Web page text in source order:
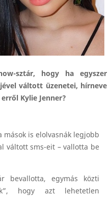
sztár, hogy ha egyszer
váltott üzenetei, hírneve
Kylie Jenner?
is elolvasnák legjobb
váltott sms-eit – vallotta be
bevallotta, egymás közti
hogy azt lehetetlen